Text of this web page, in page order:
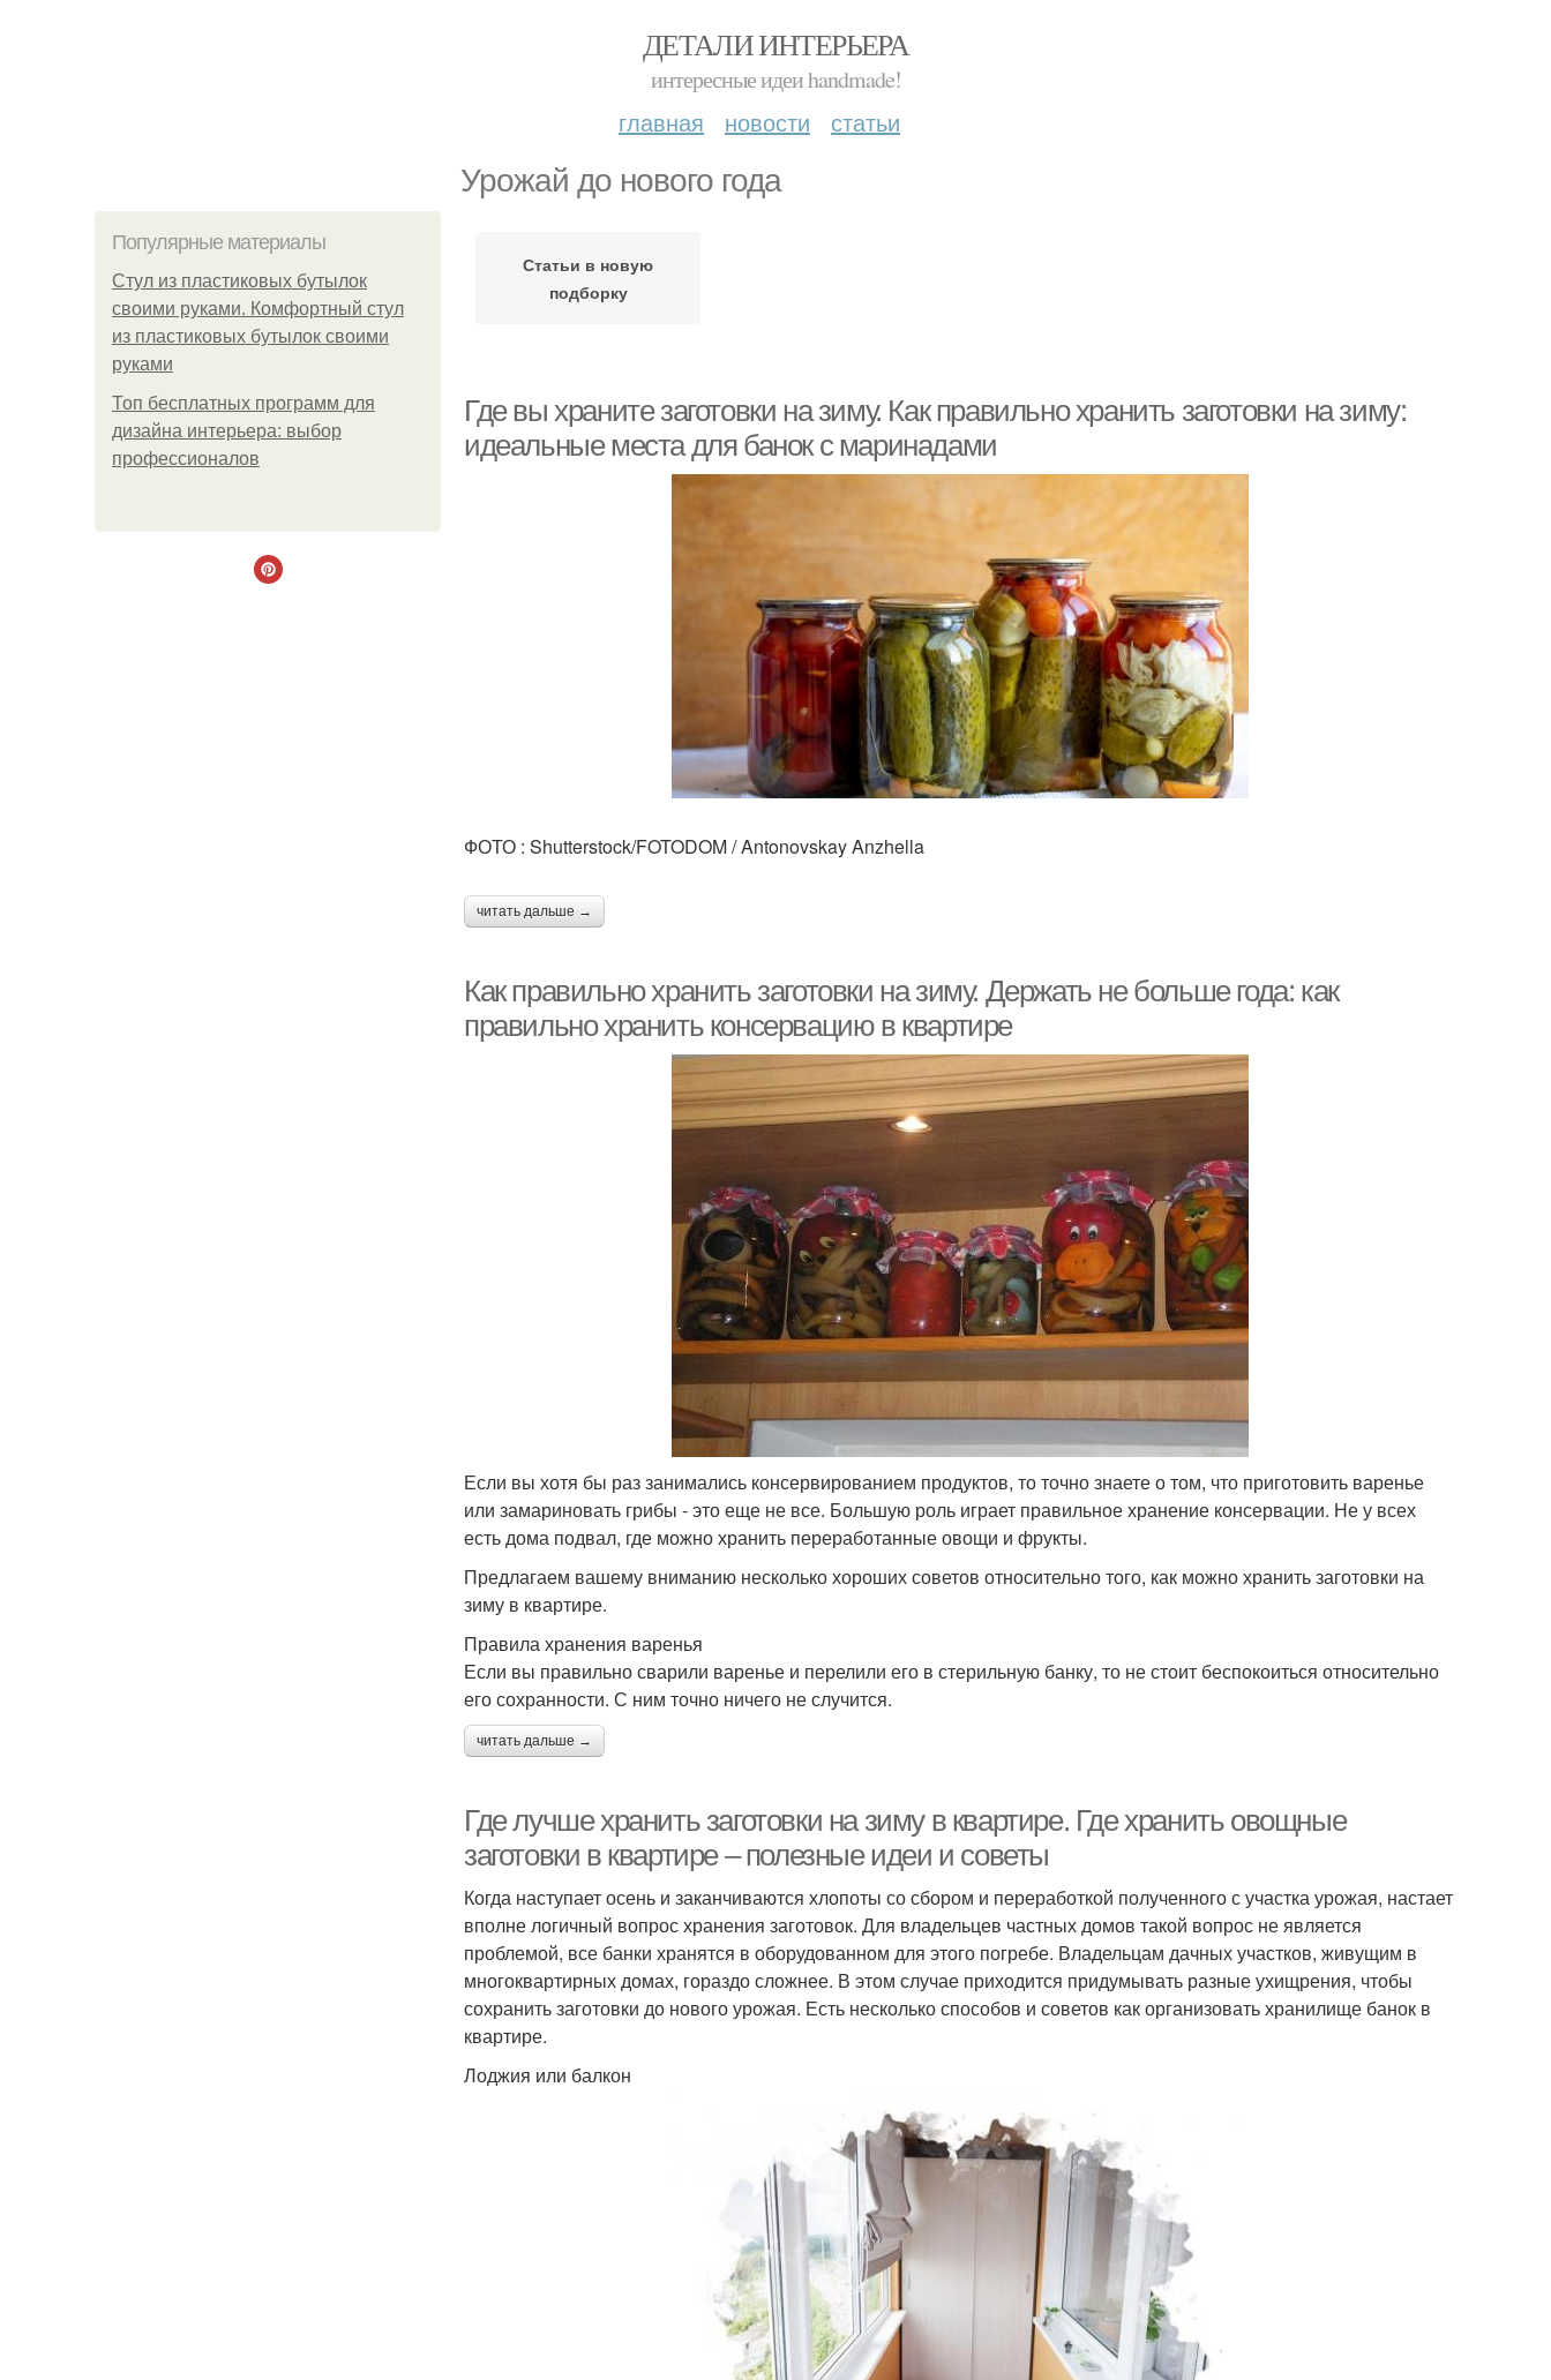
ДЕТАЛИ ИНТЕРЬЕРА
интересные идеи handmade!
главная новости статьи
Урожай до нового года
Популярные материалы
Стул из пластиковых бутылок
своими руками. Комфортный стул
из пластиковых бутылок своими
руками
Топ бесплатных программ для
дизайна интерьера: выбор
профессионалов
Статьи в новую
подборку
Где вы храните заготовки на зиму. Как правильно хранить заготовки на зиму:
идеальные места для банок с маринадами
ФОТО : Shutterstock/FOTODOM / Antonovskay Anzhella
читать дальше →
Как правильно хранить заготовки на зиму. Держать не больше года: как
правильно хранить консервацию в квартире
Если вы хотя бы раз занимались консервированием продуктов, то точно знаете о том, что приготовить варенье
или замариновать грибы - это еще не все. Большую роль играет правильное хранение консервации. Не у всех
есть дома подвал, где можно хранить переработанные овощи и фрукты.
Предлагаем вашему вниманию несколько хороших советов относительно того, как можно хранить заготовки на
зиму в квартире.
Правила хранения варенья
Если вы правильно сварили варенье и перелили его в стерильную банку, то не стоит беспокоиться относительно
его сохранности. С ним точно ничего не случится.
читать дальше →
Где лучше хранить заготовки на зиму в квартире. Где хранить овощные
заготовки в квартире – полезные идеи и советы
Когда наступает осень и заканчиваются хлопоты со сбором и переработкой полученного с участка урожая, настает
вполне логичный вопрос хранения заготовок. Для владельцев частных домов такой вопрос не является
проблемой, все банки хранятся в оборудованном для этого погребе. Владельцам дачных участков, живущим в
многоквартирных домах, гораздо сложнее. В этом случае приходится придумывать разные ухищрения, чтобы
сохранить заготовки до нового урожая. Есть несколько способов и советов как организовать хранилище банок в
квартире.
Лоджия или балкон